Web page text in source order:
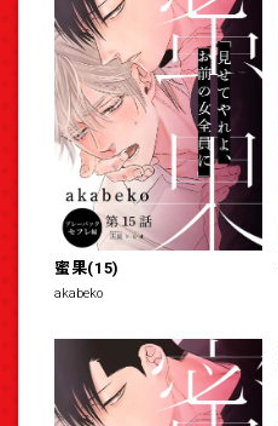
蜜果(15)
akabeko